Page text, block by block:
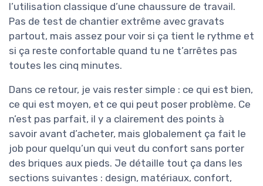
l’utilisation classique d’une chaussure de travail.
Pas de test de chantier extrême avec gravats
partout, mais assez pour voir si ça tient le rythme et
si ça reste confortable quand tu ne t’arrêtes pas
toutes les cinq minutes.
Dans ce retour, je vais rester simple : ce qui est bien,
ce qui est moyen, et ce qui peut poser problème. Ce
n’est pas parfait, il y a clairement des points à
savoir avant d’acheter, mais globalement ça fait le
job pour quelqu’un qui veut du confort sans porter
des briques aux pieds. Je détaille tout ça dans les
sections suivantes : design, matériaux, confort,